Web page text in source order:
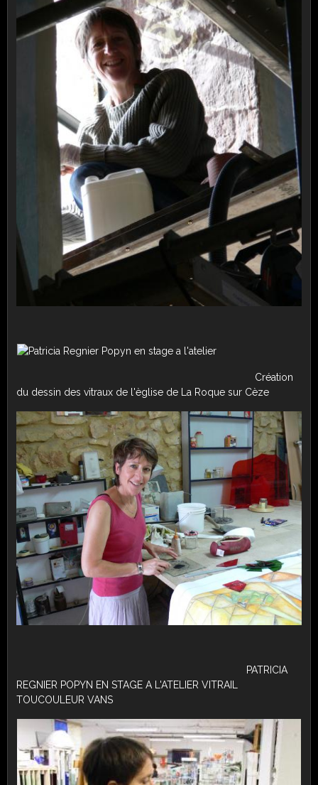
Création
du dessin des vitraux de l'èglise de La Roque sur Cèze
PATRICIA
REGNIER POPYN EN STAGE A L'ATELIER VITRAIL
TOUCOULEUR VANS